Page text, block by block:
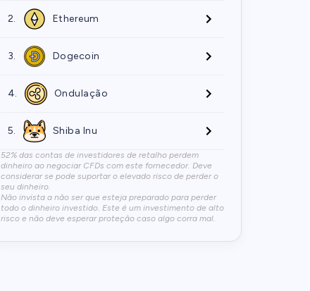
2. Ethereum
3. Dogecoin
4. Ondulação
5. Shiba Inu
52% das contas de investidores de retalho perdem
dinheiro ao negociar CFDs com este fornecedor. Deve
considerar se pode suportar o elevado risco de perder o
seu dinheiro.
Não invista a não ser que esteja preparado para perder
todo o dinheiro investido. Este é um investimento de alto
risco e não deve esperar proteção caso algo corra mal.